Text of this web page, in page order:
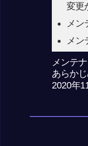
変更
メン
メン
メンテ
あらか
2020年